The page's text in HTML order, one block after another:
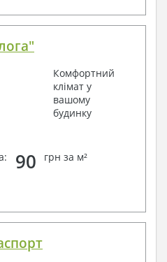
Комфортний
клімат у
вашому
будинку
90 грн за м²